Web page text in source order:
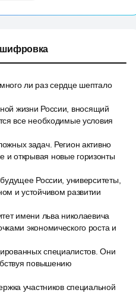
ли раз сердце шептало
жизни России, вносящий
все необходимые условия
задач. Регион активно
и открывая новые горизонты
России, университеты,
и устойчивом развитии
имени льва николаевича
экономического роста и
специалистов. Они
повышению
участников специальной